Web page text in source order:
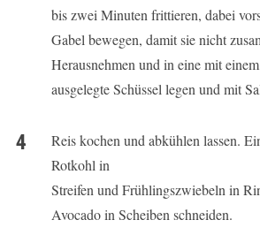
bis zwei Minuten frittieren, dabei
Gabel bewegen, damit sie nicht
Herausnehmen und in eine mit
ausgelegte Schüssel legen und mit
Reis kochen und abkühlen lassen.
Rotkohl in
Streifen und Frühlingszwiebeln in
Avocado in Scheiben schneiden.